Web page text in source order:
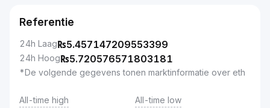
Referentie
24h Laag₨5.457147209553399
24h Hoog₨5.720576571803181
*De volgende gegevens tonen marktinformatie over eth
All-time high All-time low